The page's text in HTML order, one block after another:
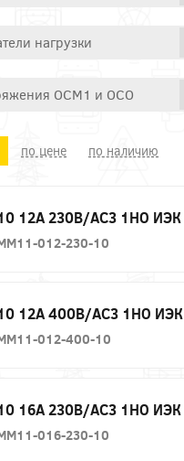
нагрузки
ОСМ1 и ОСО
по цене по наличию
12А 230В/АС3 1НО ИЭК
012-230-10
12А 400В/АС3 1НО
012-400-10
16А 230В/АС3 1НО ИЭК
016-230-10